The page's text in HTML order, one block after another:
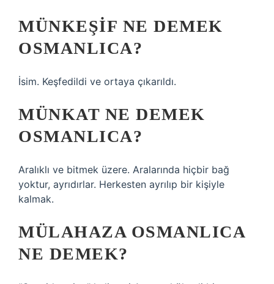
MÜNKEŞIF NE DEMEK
OSMANLICA?
İsim. Keşfedildi ve ortaya çıkarıldı.
MÜNKAT NE DEMEK
OSMANLICA?
Aralıklı ve bitmek üzere. Aralarında hiçbir bağ
yoktur, ayrıdırlar. Herkesten ayrılıp bir kişiyle
kalmak.
MÜLAHAZA OSMANLICA
NE DEMEK?